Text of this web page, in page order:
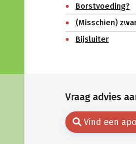
Vraag advies
Vind een
Borstvoeding?
(Misschien)
Bijsluiter